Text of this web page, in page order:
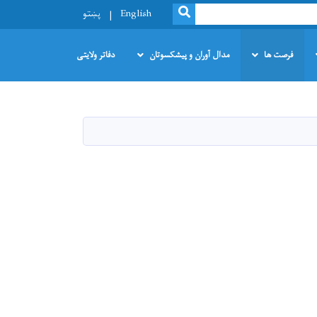
SEARCH
English پښتو
فرصت ها مدال آوران و پیشکسوتان دفاتر ولایتی